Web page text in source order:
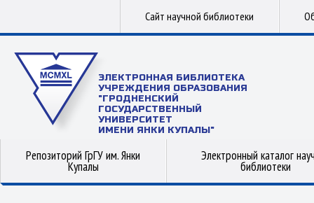
Сайт научной библиотеки
ЭЛЕКТРОННАЯ БИБЛИОТЕКА
УЧРЕЖДЕНИЯ ОБРАЗОВАНИЯ
"ГРОДНЕНСКИЙ
ГОСУДАРСТВЕННЫЙ
УНИВЕРСИТЕТ
ИМЕНИ ЯНКИ КУПАЛЫ"
Репозиторий ГрГУ им. Янки
Купалы
Электронный каталог
библиотеки